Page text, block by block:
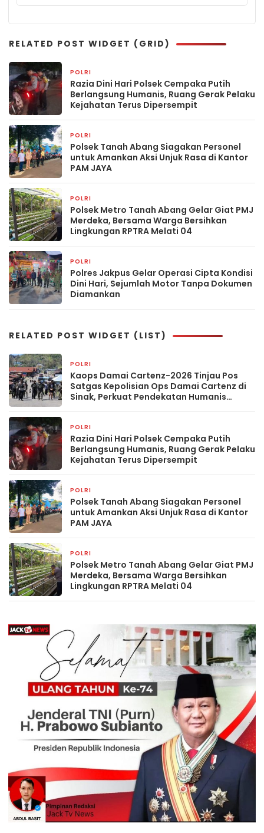
RELATED POST WIDGET (GRID)
POLRI
Razia Dini Hari Polsek Cempaka Putih
Berlangsung Humanis, Ruang Gerak Pelaku
Kejahatan Terus Dipersempit
POLRI
Polsek Tanah Abang Siagakan Personel
untuk Amankan Aksi Unjuk Rasa di Kantor
PAM JAYA
POLRI
Polsek Metro Tanah Abang Gelar Giat PMJ
Merdeka, Bersama Warga Bersihkan
Lingkungan RPTRA Melati 04
POLRI
Polres Jakpus Gelar Operasi Cipta Kondisi
Dini Hari, Sejumlah Motor Tanpa Dokumen
Diamankan
RELATED POST WIDGET (LIST)
POLRI
Kaops Damai Cartenz-2026 Tinjau Pos
Satgas Kepolisian Ops Damai Cartenz di
Sinak, Perkuat Pendekatan Humanis
POLRI
Razia Dini Hari Polsek Cempaka Putih
Berlangsung Humanis, Ruang Gerak Pelaku
Kejahatan Terus Dipersempit
POLRI
Polsek Tanah Abang Siagakan Personel
untuk Amankan Aksi Unjuk Rasa di Kantor
PAM JAYA
POLRI
Polsek Metro Tanah Abang Gelar Giat PMJ
Merdeka, Bersama Warga Bersihkan
Lingkungan RPTRA Melati 04